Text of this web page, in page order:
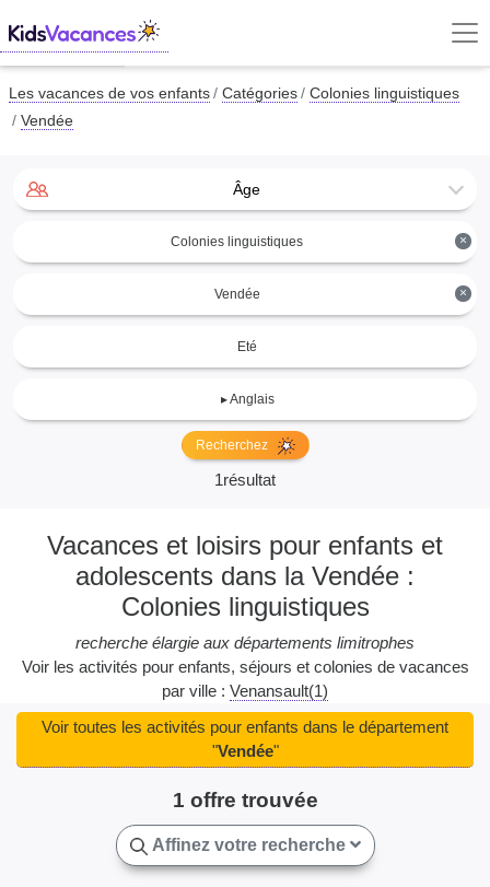
Les vacances de vos enfants Catégories
Colonies linguistiques
Vendée
Âge
×
Colonies linguistiques
×
Vendée
Eté
▸ Anglais
Recherchez
1résultat
Vacances et loisirs pour enfants et
adolescents dans la Vendée :
Colonies linguistiques
recherche élargie aux départements limitrophes
Voir les activités pour enfants, séjours et colonies de vacances
par ville : Venansault(1)
1 offre trouvée
Voir toutes les activités pour enfants dans le département
"Vendée"
Affinez votre recherche